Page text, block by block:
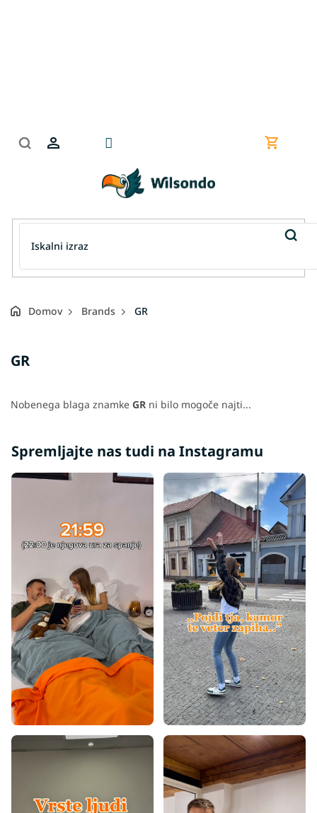
Domov Brands GR
GR
Nobenega blaga znamke GR ni bilo mogoče najti...
Spremljajte nas tudi na Instagramu